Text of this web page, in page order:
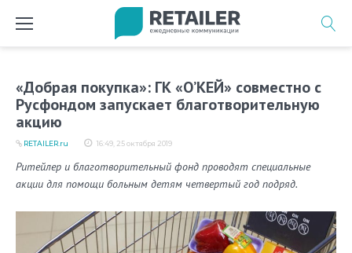
«Добрая покупка»: ГК «О’КЕЙ» совместно с
Русфондом запускает благотворительную
акцию
16:49, 25 октября 2019
RETAILER.ru
Ритейлер и благотворительный фонд проводят специальные
акции для помощи больным детям четвертый год подряд.